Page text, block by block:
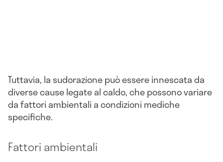
Tuttavia, la sudorazione può essere innescata da
diverse cause legate al caldo, che possono variare
da fattori ambientali a condizioni mediche
specifiche.
Fattori ambientali